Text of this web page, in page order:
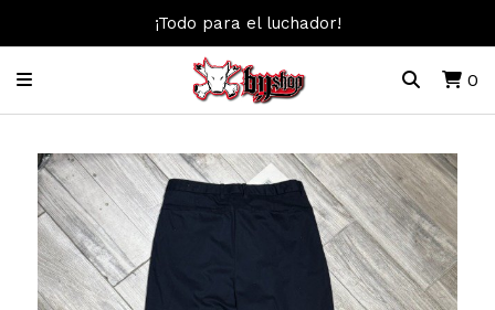
¡Todo para el luchador!
0